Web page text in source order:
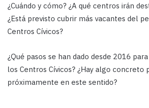
¿Cuándo y cómo? ¿A qué centros irán
¿Está previsto cubrir más vacantes del
Centros Cívicos?
¿Qué pasos se han dado desde 2016
los Centros Cívicos? ¿Hay algo concreto
próximamente en este sentido?